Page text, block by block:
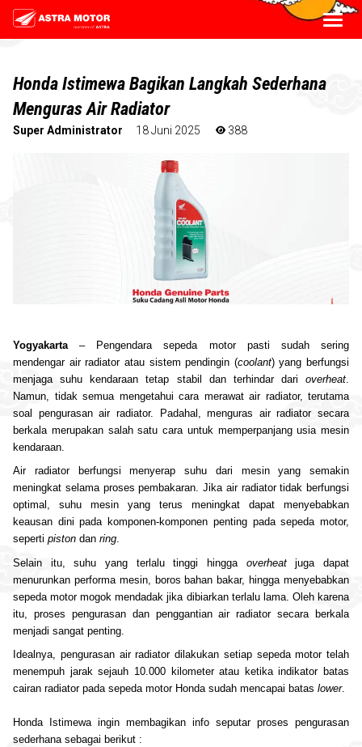
Honda Istimewa Bagikan Langkah Sederhana
Menguras Air Radiator
Super Administrator 18 Juni 2025 388
Yogyakarta– Pengendara sepeda motor pasti sudah sering
mendengar air radiatoratau sistem pendingin (coolant) yang berfungsi
menjaga suhu kendaraan tetap stabil dan terhindar dari overheat.
Namun, tidak semua mengetahui cara merawat air radiator, terutama
soal pengurasanair radiator. Padahal, menguras air radiatorsecara
berkala merupakan salah satu cara untuk memperpanjang usia mesin
kendaraan.
Air radiatorberfungsi menyerap suhu dari mesin yang semakin
meningkat selama proses pembakaran. Jika air radiatortidak berfungsi
optimal, suhu mesin yang terus meningkat dapat menyebabkan
keausan dini pada komponen-komponen penting pada sepeda motor,
seperti piston dan ring.
Selain itu, suhu yang terlalu tinggi hingga overheatjuga dapat
menurunkan performa mesin, boros bahan bakar, hingga menyebabkan
sepeda motor mogok mendadak jika dibiarkan terlalu lama. Oleh karena
itu, proses pengurasan dan penggantianair radiatorsecara berkala
menjadi sangat penting.
Idealnya, pengurasan air radiatordilakukan setiap sepeda motor telah
menempuh jarak sejauh 10.000 kilometer atau ketika indikator batas
cairan radiator pada sepeda motor Honda sudah mencapai batas lower.
Honda Istimewa ingin membagikan info seputar proses pengurasan
sederhana sebagai berikut :